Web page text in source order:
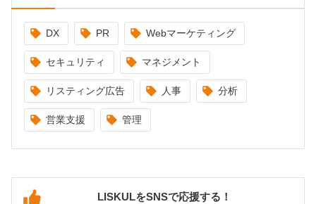
DX PR Webマーケティング
セキュリティ マネジメント
リスティング広告 人事 分析
営業支援 管理
LISKULをSNSで応援する！